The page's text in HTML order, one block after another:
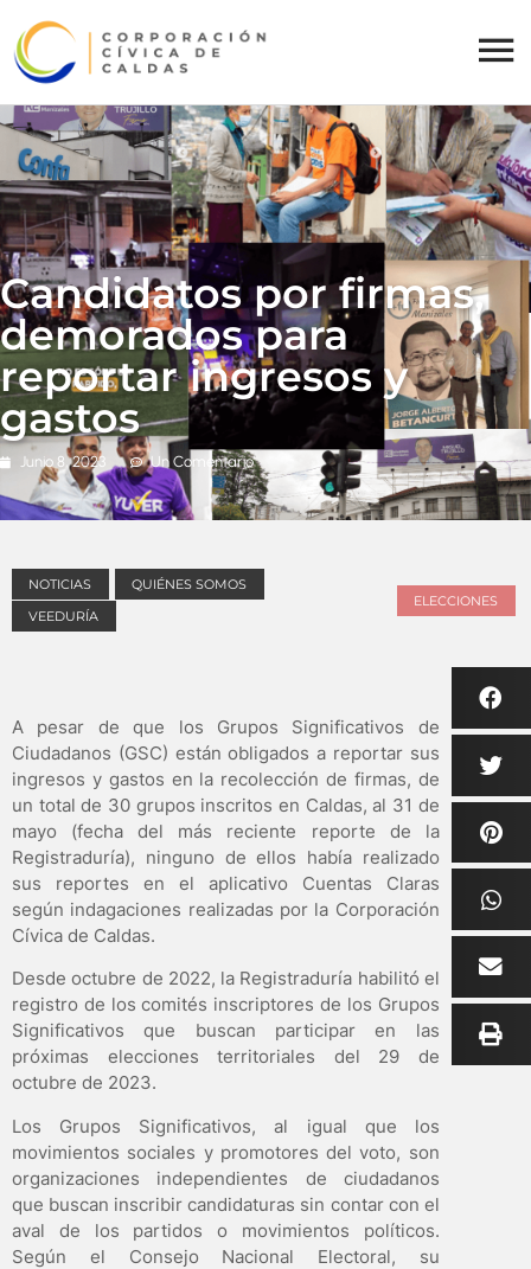
Candidatos por firmas,
demorados para
reportar ingresos y
gastos
Junio 8, 2023 Un Comentario
A pesar de que los Grupos Significativos de
Ciudadanos (GSC) están obligados a reportar sus
ingresos y gastos en la recolección de firmas, de
un total de 30 grupos inscritos en Caldas, al 31 de
mayo (fecha del más reciente reporte de la
Registraduría), ninguno de ellos había realizado
sus reportes en el aplicativo Cuentas Claras
según indagaciones realizadas por la Corporación
Cívica de Caldas.
Desde octubre de 2022, la Registraduría habilitó el
registro de los comités inscriptores de los Grupos
Significativos que buscan participar en las
próximas elecciones territoriales del 29 de
octubre de 2023.
Los Grupos Significativos, al igual que los
movimientos sociales y promotores del voto, son
organizaciones independientes de ciudadanos
que buscan inscribir candidaturas sin contar con el
aval de los partidos o movimientos políticos.
Según el Consejo Nacional Electoral, su
NOTICIAS
QUIÉNES SOMOS
VEEDURÍA
ELECCIONES